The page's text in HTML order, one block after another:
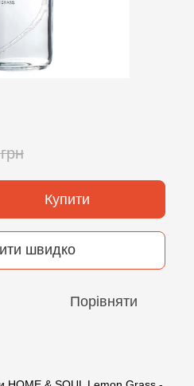
Купити
швидко
Порівняти